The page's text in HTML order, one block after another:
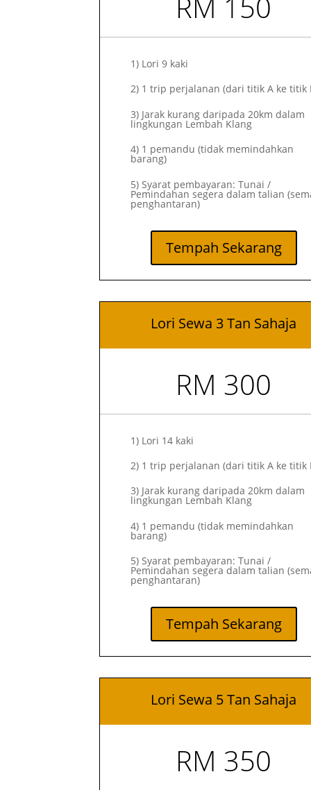
1) Lori 9 kaki
2) 1 trip perjalanan (dari titik A ke titik
3) Jarak kurang daripada 20km dalam
lingkungan Lembah Klang
4) 1 pemandu (tidak memindahkan
barang)
5) Syarat pembayaran: Tunai /
Pemindahan segera dalam talian
penghantaran)
Tempah Sekarang
Lori Sewa 3 Tan Sahaja
RM 300
1) Lori 14 kaki
2) 1 trip perjalanan (dari titik A ke titik
3) Jarak kurang daripada 20km dalam
lingkungan Lembah Klang
4) 1 pemandu (tidak memindahkan
barang)
5) Syarat pembayaran: Tunai /
Pemindahan segera dalam talian
penghantaran)
Tempah Sekarang
Lori Sewa 5 Tan Sahaja
RM 350